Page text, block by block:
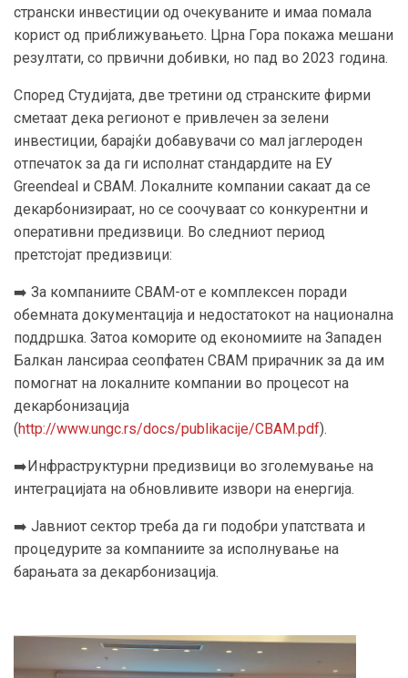
странски инвестиции од очекуваните и имаа помала
корист од приближувањето. Црна Гора покажа мешани
резултати, со првични добивки, но пад во 2023 година.
Според Студијата, две третини од странските фирми
сметаат дека регионот е привлечен за зелени
инвестиции, барајќи добавувачи со мал јаглероден
отпечаток за да ги исполнат стандардите на ЕУ
Greendeal и CBAM. Локалните компании сакаат да се
декарбонизираат, но се соочуваат со конкурентни и
оперативни предизвици. Во следниот период
претстојат предизвици:
➡️ За компаниите CBAM-от е комплексен поради
обемната документација и недостатокот на национална
поддршка. Затоа коморите од економиите на Западен
Балкан лансираа сеопфатен CBAM прирачник за да им
помогнат на локалните компании во процесот на
декарбонизација
(http://www.ungc.rs/docs/publikacije/CBAM.pdf).
➡️Инфраструктурни предизвици во зголемување на
интеграцијата на обновливите извори на енергија.
➡️ Јавниот сектор треба да ги подобри упатствата и
процедурите за компаниите за исполнување на
барањата за декарбонизација.